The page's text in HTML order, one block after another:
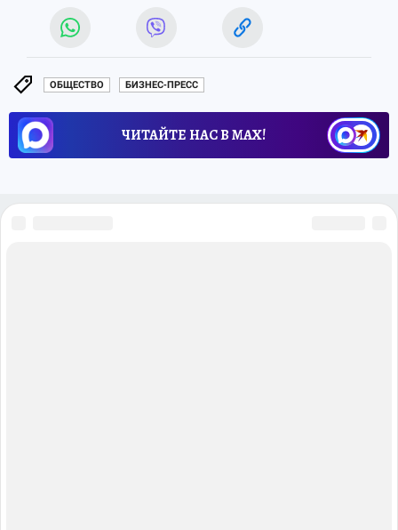
ОБЩЕСТВО БИЗНЕС-ПРЕСС
ЧИТАЙТЕ НАС В МАХ!